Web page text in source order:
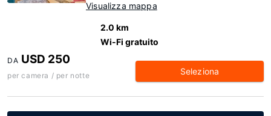
Visualizza mappa
2.0 km
Wi-Fi gratuito
DA USD 250
per camera / per notte Seleziona